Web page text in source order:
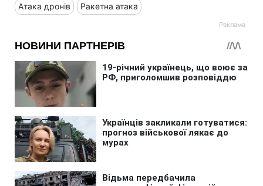
Атака дронів Ракетна атака